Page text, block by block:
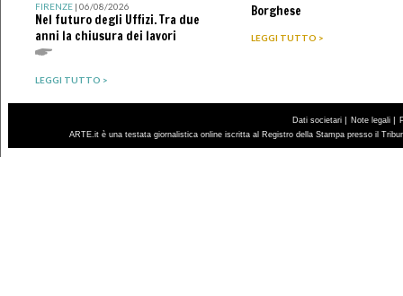
FIRENZE| 06/08/2026
Nel futuro degli Uffizi. Tra due
anni la chiusura dei lavori
LEGGI TUTTO >
Borghese
LEGGI TUTTO >
Dati societari | Note legali |
ARTE.it è una testata giornalistica online iscritta al Registro della Stampa presso il